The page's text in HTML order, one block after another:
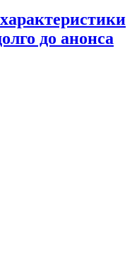
до анонса